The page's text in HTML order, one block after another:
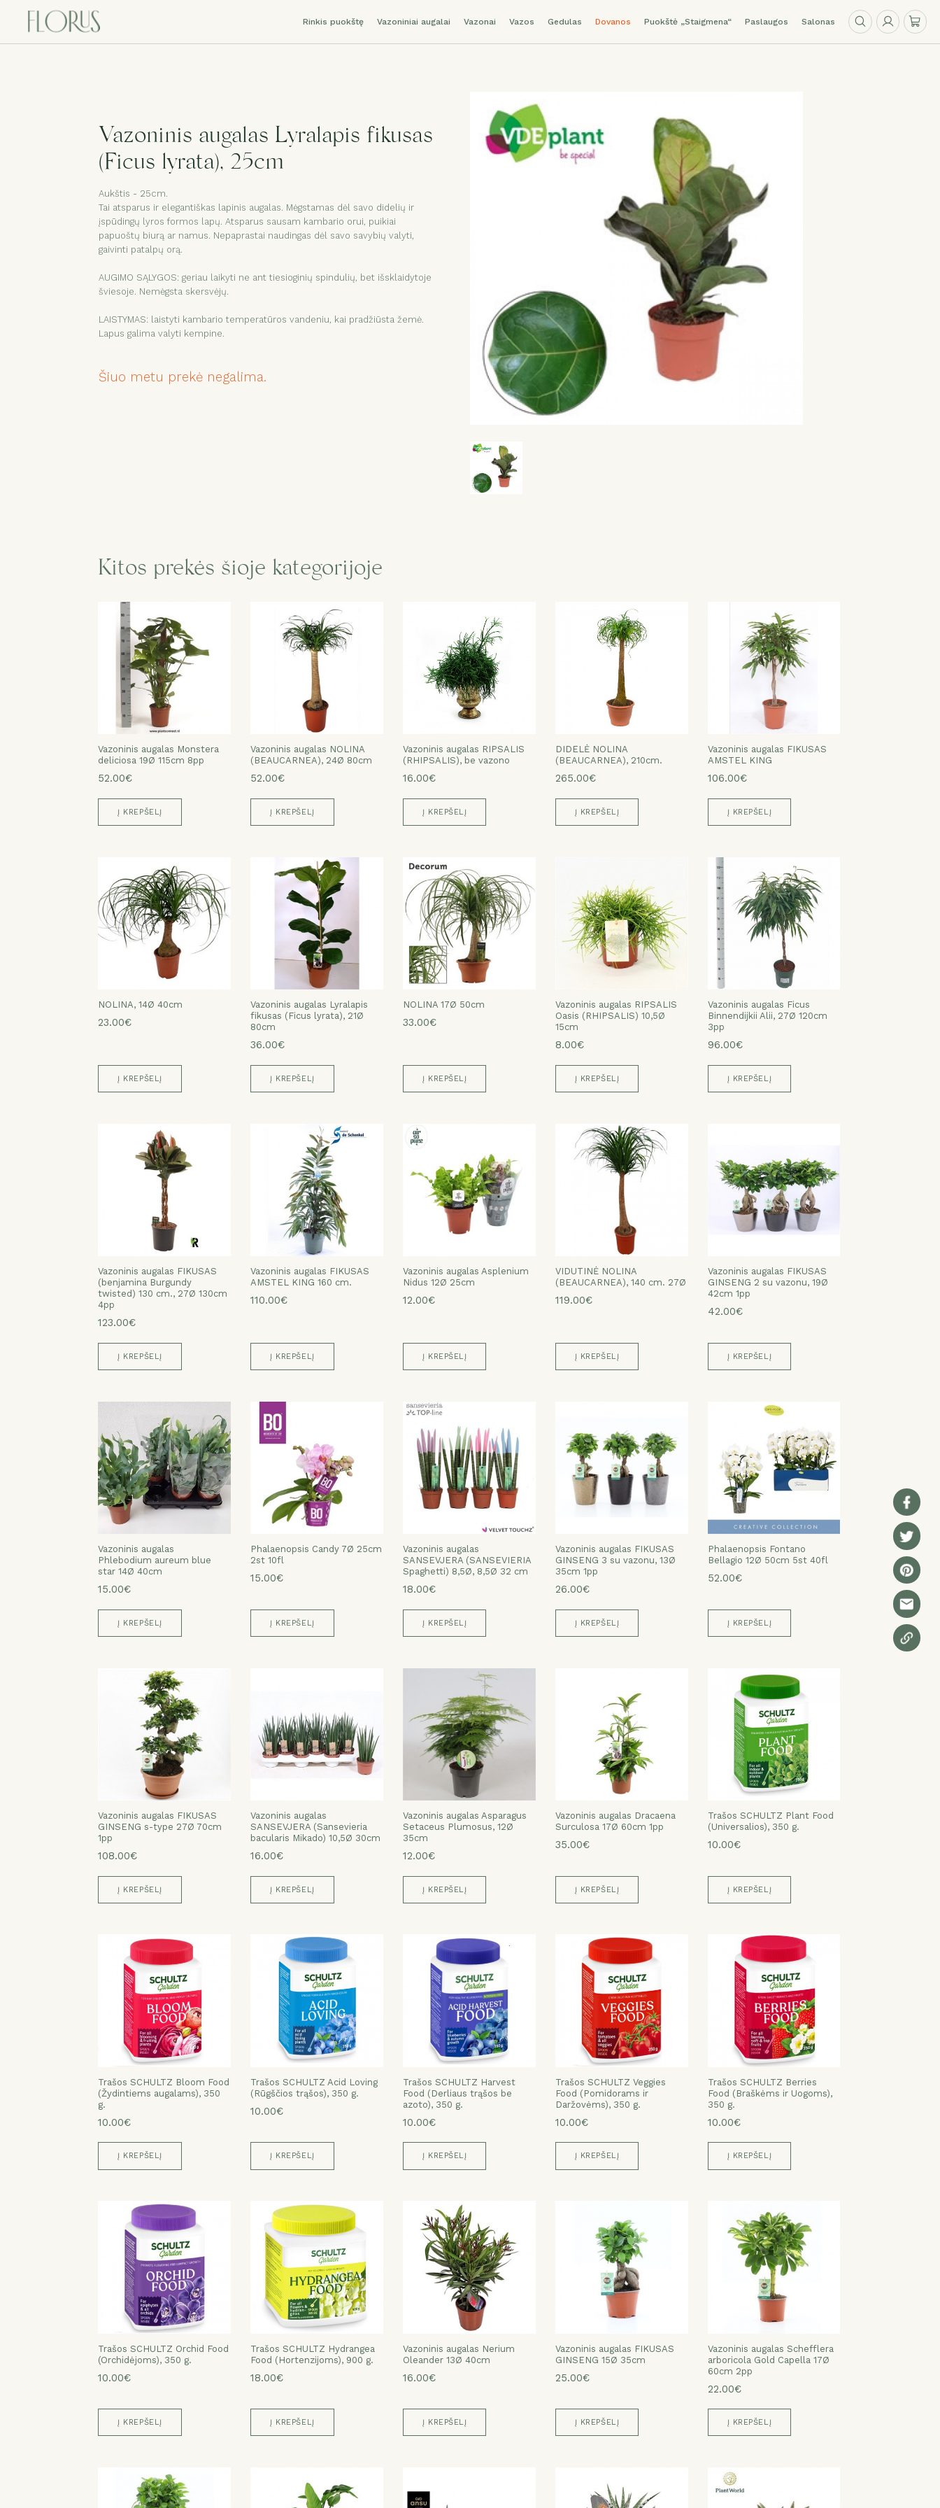
Rinkis puokštę Vazoniniai augalai Vazonai Vazos Gedulas Dovanos Puokštė „Staigmena“ Paslaugos Salonas
Vazoninis augalas Lyralapis fikusas
(Ficus lyrata), 25cm
Aukštis - 25cm.
Tai atsparus ir elegantiškas lapinis augalas. Mėgstamas dėl savo didelių ir
įspūdingų lyros formos lapų. Atsparus sausam kambario orui, puikiai
papuoštų biurą ar namus. Nepaprastai naudingas dėl savo savybių valyti,
gaivinti patalpų orą.
AUGIMO SĄLYGOS: geriau laikyti ne ant tiesioginių spindulių, bet išsklaidytoje
šviesoje. Nemėgsta skersvėjų.
LAISTYMAS: laistyti kambario temperatūros vandeniu, kai pradžiūsta žemė.
Lapus galima valyti kempine.
Šiuo metu prekė negalima.
Kitos prekės šioje kategorijoje
Vazoninis augalas Monstera
deliciosa 19Ø 115cm 8pp
52.00€
Į KREPŠELĮ
Vazoninis augalas NOLINA
(BEAUCARNEA), 24Ø 80cm
52.00€
Į KREPŠELĮ
Vazoninis augalas RIPSALIS
(RHIPSALIS), be vazono
16.00€
Į KREPŠELĮ
DIDELĖ NOLINA
(BEAUCARNEA), 210cm.
265.00€
Į KREPŠELĮ
Vazoninis augalas FIKUSAS
AMSTEL KING
106.00€
Į KREPŠELĮ
NOLINA, 14Ø 40cm
23.00€
Į KREPŠELĮ
Vazoninis augalas Lyralapis
fikusas (Ficus lyrata), 21Ø
80cm
36.00€
Į KREPŠELĮ
NOLINA 17Ø 50cm
33.00€
Į KREPŠELĮ
Vazoninis augalas RIPSALIS
Oasis (RHIPSALIS) 10,5Ø
15cm
8.00€
Į KREPŠELĮ
Vazoninis augalas Ficus
Binnendijkii Alii, 27Ø 120cm
3pp
96.00€
Į KREPŠELĮ
Vazoninis augalas FIKUSAS
(benjamina Burgundy
twisted) 130 cm., 27Ø 130cm
4pp
123.00€
Į KREPŠELĮ
Vazoninis augalas FIKUSAS
AMSTEL KING 160 cm.
110.00€
Į KREPŠELĮ
Vazoninis augalas Asplenium
Nidus 12Ø 25cm
12.00€
Į KREPŠELĮ
VIDUTINĖ NOLINA
(BEAUCARNEA), 140 cm. 27Ø
119.00€
Į KREPŠELĮ
Vazoninis augalas FIKUSAS
GINSENG 2 su vazonu, 19Ø
42cm 1pp
42.00€
Į KREPŠELĮ
Vazoninis augalas
Phlebodium aureum blue
star 14Ø 40cm
15.00€
Į KREPŠELĮ
Phalaenopsis Candy 7Ø 25cm
2st 10fl
15.00€
Į KREPŠELĮ
Vazoninis augalas
SANSEVJERA (SANSEVIERIA
Spaghetti) 8,5Ø, 8,5Ø 32 cm
18.00€
Į KREPŠELĮ
Vazoninis augalas FIKUSAS
GINSENG 3 su vazonu, 13Ø
35cm 1pp
26.00€
Į KREPŠELĮ
Phalaenopsis Fontano
Bellagio 12Ø 50cm 5st 40fl
52.00€
Į KREPŠELĮ
Vazoninis augalas FIKUSAS
GINSENG s-type 27Ø 70cm
1pp
108.00€
Į KREPŠELĮ
Vazoninis augalas
SANSEVJERA (Sansevieria
bacularis Mikado) 10,5Ø 30cm
16.00€
Į KREPŠELĮ
Vazoninis augalas Asparagus
Setaceus Plumosus, 12Ø
35cm
12.00€
Į KREPŠELĮ
Vazoninis augalas Dracaena
Surculosa 17Ø 60cm 1pp
35.00€
Į KREPŠELĮ
Trašos SCHULTZ Plant Food
(Universalios), 350 g.
10.00€
Į KREPŠELĮ
Trašos SCHULTZ Bloom Food
(Žydintiems augalams), 350
g.
10.00€
Į KREPŠELĮ
Trašos SCHULTZ Acid Loving
(Rūgščios trąšos), 350 g.
10.00€
Į KREPŠELĮ
Trašos SCHULTZ Harvest
Food (Derliaus trąšos be
azoto), 350 g.
10.00€
Į KREPŠELĮ
Trašos SCHULTZ Veggies
Food (Pomidorams ir
Daržovėms), 350 g.
10.00€
Į KREPŠELĮ
Trašos SCHULTZ Berries
Food (Braškėms ir Uogoms),
350 g.
10.00€
Į KREPŠELĮ
Trašos SCHULTZ Orchid Food
(Orchidėjoms), 350 g.
10.00€
Į KREPŠELĮ
Trašos SCHULTZ Hydrangea
Food (Hortenzijoms), 900 g.
18.00€
Į KREPŠELĮ
Vazoninis augalas Nerium
Oleander 13Ø 40cm
16.00€
Į KREPŠELĮ
Vazoninis augalas FIKUSAS
GINSENG 15Ø 35cm
25.00€
Į KREPŠELĮ
Vazoninis augalas Schefflera
arboricola Gold Capella 17Ø
60cm 2pp
22.00€
Į KREPŠELĮ